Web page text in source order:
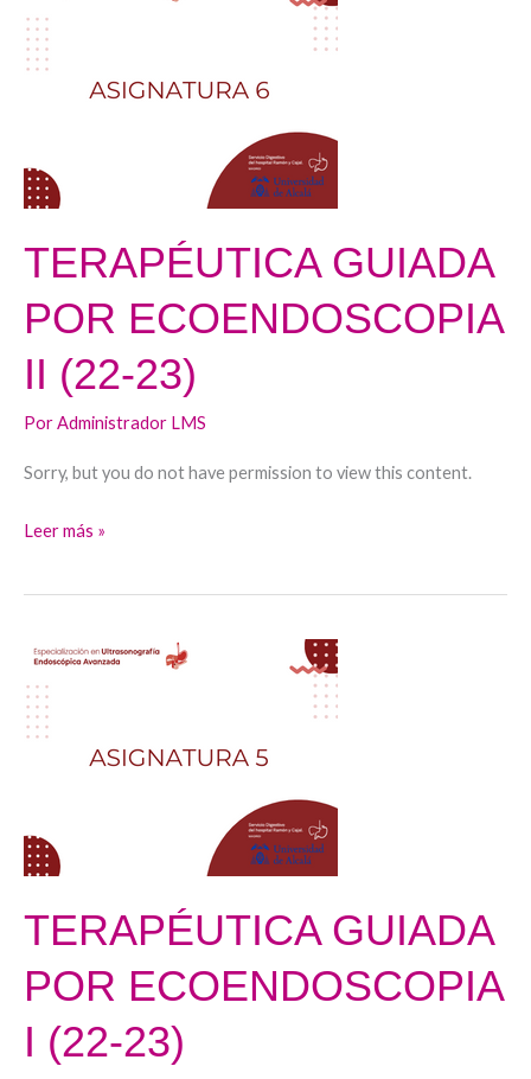
TERAPÉUTICA GUIADA
POR ECOENDOSCOPIA
II (22-23)
PorAdministrador LMS
Sorry, but you do not have permission to view this content.
GUIADA
POR
ECOENDOSCOPIA
23)
Leer más »
TERAPÉUTICA GUIADA
POR ECOENDOSCOPIA
I (22-23)
TERAPÉUTICA
GUIADA
POR
ECOENDOSCOPIA
23)